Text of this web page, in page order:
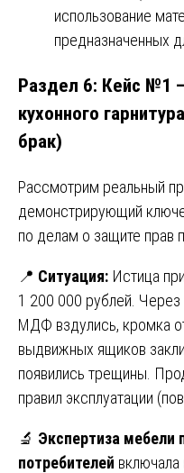
использование
предназначенных
Раздел 6: Кейс №1
кухонного
брак)
Рассмотрим реальный
демонстрирующий
по делам о защите прав
📍 Ситуация: Истица
1 200 000 рублей.
МДФ вздулись, кромка
выдвижных ящиков
появились трещины.
правил эксплуатации
🔬 Экспертиза мебели
потребителей